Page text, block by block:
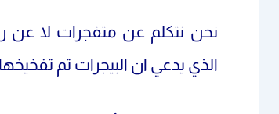
نحن نتكلم عن متفجرات لا عن
الذي يدعي ان البيجرات تم